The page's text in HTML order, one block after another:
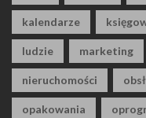
kalendarze
ludzie marketing
nieruchomości
opakowania